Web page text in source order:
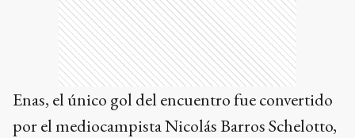
Enas, el único gol del encuentro fue convertido
por el mediocampista Nicolás Barros Schelotto,